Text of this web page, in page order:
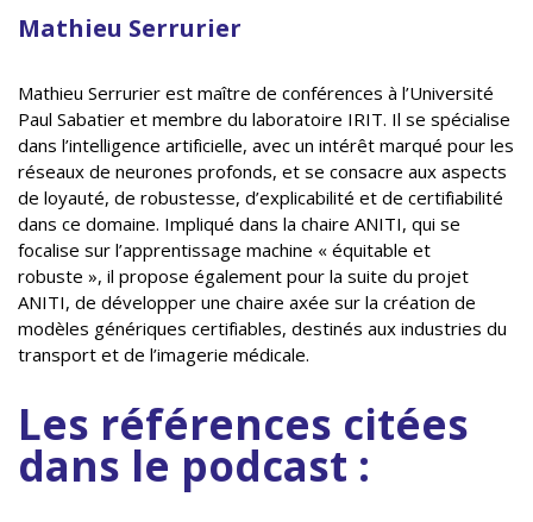
Mathieu Serrurier
Mathieu Serrurier est maître de conférences à l’Université
Paul Sabatier et membre du laboratoire IRIT. Il se spécialise
dans l’intelligence artificielle, avec un intérêt marqué pour les
réseaux de neurones profonds, et se consacre aux aspects
de loyauté, de robustesse, d’explicabilité et de certifiabilité
dans ce domaine. Impliqué dans la chaire ANITI, qui se
focalise sur l’apprentissage machine « équitable et
robuste », il propose également pour la suite du projet
ANITI, de développer une chaire axée sur la création de
modèles génériques certifiables, destinés aux industries du
transport et de l’imagerie médicale.
Les références citées
dans le podcast :